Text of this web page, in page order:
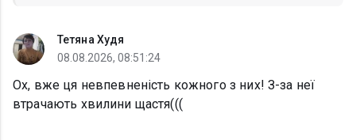
Тетяна Худя
08.08.2026, 08:51:24
Ох, вже ця невпевненість кожного з них! З-за неї
втрачають хвилини щастя(((